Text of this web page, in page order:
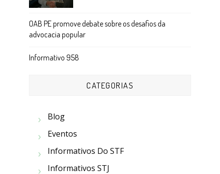
OAB PE promove debate sobre os desafios da
advocacia popular
Informativo 958
CATEGORIAS
Blog
Eventos
Informativos Do STF
Informativos STJ